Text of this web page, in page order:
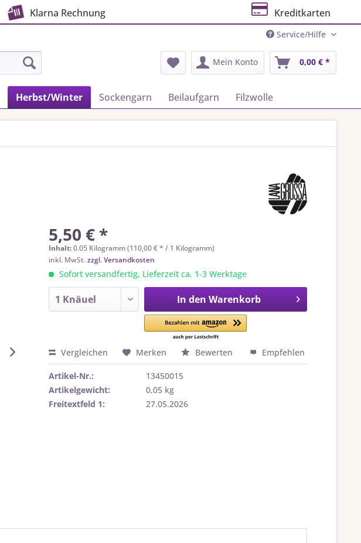
Klarna Rechnung Kreditkarten
Service/Hilfe
Mein Konto 0,00 € *
Herbst/Winter Sockengarn Beilaufgarn Filzwolle
5,50 € *
Inhalt:0.05 Kilogramm (110,00 € * / 1 Kilogramm)
inkl. MwSt.zzgl. Versandkosten
Sofort versandfertig, Lieferzeit ca. 1-3 Werktage
In den Warenkorb
Vergleichen Merken Bewerten Empfehlen
Artikel-Nr.:
13450015
Artikelgewicht:
0,05 kg
Freitextfeld 1:
27.05.2026